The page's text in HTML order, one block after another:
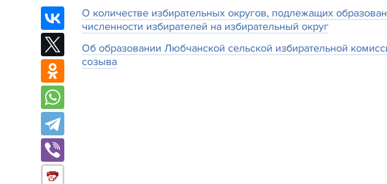
О количестве избирательных округов, подлежащих
численности избирателей на избирательный округ
Об образовании Любчанской сельской избирательной
созыва